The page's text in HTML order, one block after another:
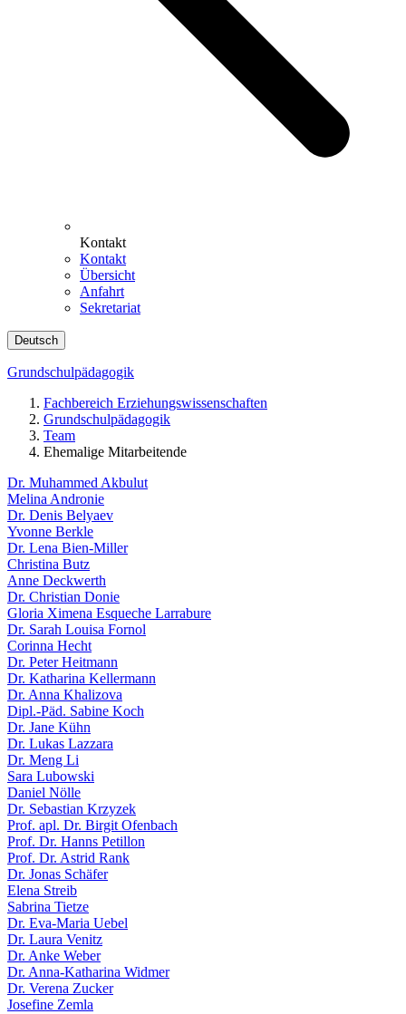
Kontakt
Kontakt
Übersicht
Anfahrt
Sekretariat
Deutsch
Grundschulpädagogik
Fachbereich Erziehungswissenschaften
Grundschulpädagogik
Team
Ehemalige Mitarbeitende
Dr. Muhammed Akbulut
Melina Andronie
Dr. Denis Belyaev
Yvonne Berkle
Dr. Lena Bien-Miller
Christina Butz
Anne Deckwerth
Dr. Christian Donie
Gloria Ximena Esqueche Larrabure
Dr. Sarah Louisa Fornol
Corinna Hecht
Dr. Peter Heitmann
Dr. Katharina Kellermann
Dr. Anna Khalizova
Dipl.-Päd. Sabine Koch
Dr. Jane Kühn
Dr. Lukas Lazzara
Dr. Meng Li
Sara Lubowski
Daniel Nölle
Dr. Sebastian Krzyzek
Prof. apl. Dr. Birgit Ofenbach
Prof. Dr. Hanns Petillon
Prof. Dr. Astrid Rank
Dr. Jonas Schäfer
Elena Streib
Sabrina Tietze
Dr. Eva-Maria Uebel
Dr. Laura Venitz
Dr. Anke Weber
Dr. Anna-Katharina Widmer
Dr. Verena Zucker
Josefine Zemla